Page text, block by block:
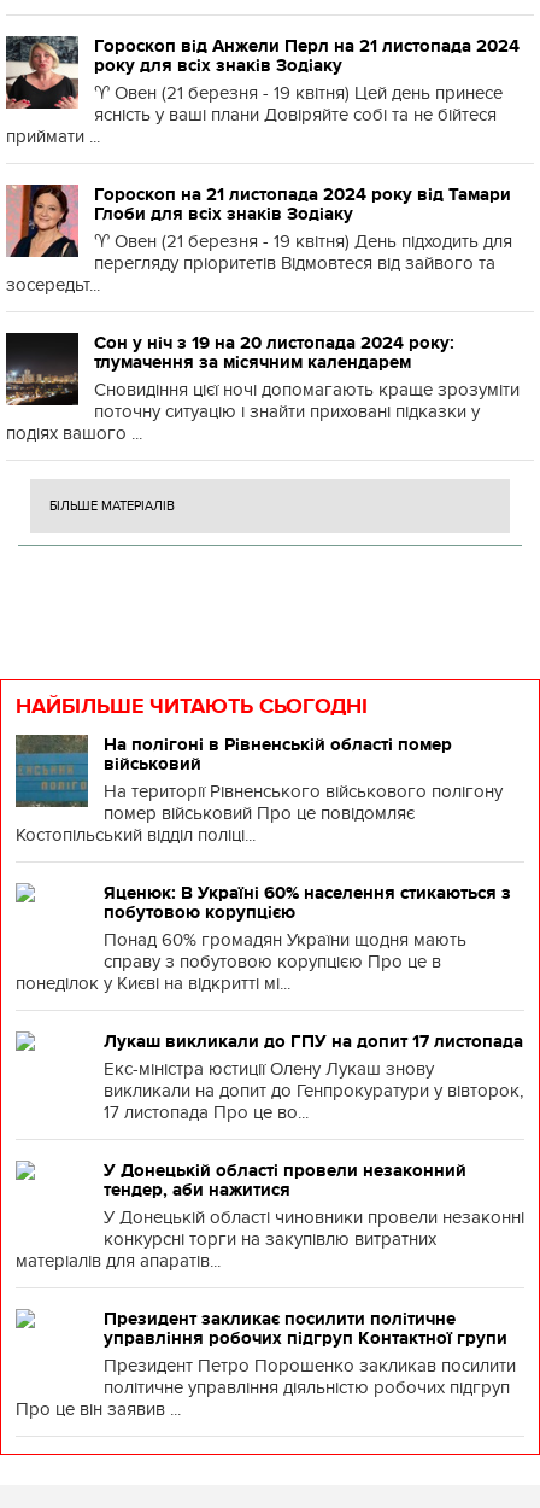
Гороскоп від Анжели Перл на 21 листопада 2024
року для всіх знаків Зодіаку
♈️ Овен (21 березня - 19 квітня) Цей день принесе
ясність у ваші плани Довіряйте собі та не бійтеся
приймати ...
Гороскоп на 21 листопада 2024 року від Тамари
Глоби для всіх знаків Зодіаку
♈️ Овен (21 березня - 19 квітня) День підходить для
перегляду пріоритетів Відмовтеся від зайвого та
зосередьт...
Сон у ніч з 19 на 20 листопада 2024 року:
тлумачення за місячним календарем
Сновидіння цієї ночі допомагають краще зрозуміти
поточну ситуацію і знайти приховані підказки у
подіях вашого ...
БІЛЬШЕ МАТЕРІАЛІВ
НАЙБІЛЬШЕ ЧИТАЮТЬ СЬОГОДНІ
На полігоні в Рівненській області помер
військовий
На території Рівненського військового полігону
помер військовий Про це повідомляє
Костопільський відділ поліці...
Яценюк: В Україні 60% населення стикаються з
побутовою корупцією
Понад 60% громадян України щодня мають
справу з побутовою корупцією Про це в
понеділок у Києві на відкритті мі...
Лукаш викликали до ГПУ на допит 17 листопада
Екс-міністра юстиції Олену Лукаш знову
викликали на допит до Генпрокуратури у вівторок,
17 листопада Про це во...
У Донецькій області провели незаконний
тендер, аби нажитися
У Донецькій області чиновники провели незаконні
конкурсні торги на закупівлю витратних
матеріалів для апаратів...
Президент закликає посилити політичне
управління робочих підгруп Контактної групи
Президент Петро Порошенко закликав посилити
політичне управління діяльністю робочих підгруп
Про це він заявив ...